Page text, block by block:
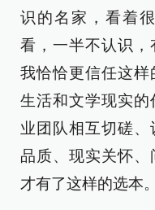
识的名家，看着
看，一半不认识，
我恰恰更信任这
生活和文学现实
业团队相互切磋
品质、现实关怀、
才有了这样的选本。